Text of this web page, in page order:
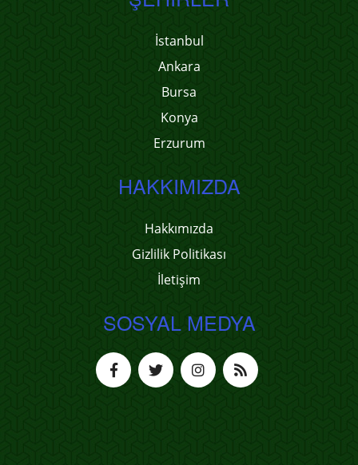
İstanbul
Ankara
Bursa
Konya
Erzurum
HAKKIMIZDA
Hakkımızda
Gizlilik Politikası
İletişim
SOSYAL MEDYA